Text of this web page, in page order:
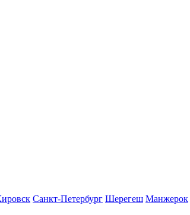
Санкт-Петербург Шерегеш Манжерок